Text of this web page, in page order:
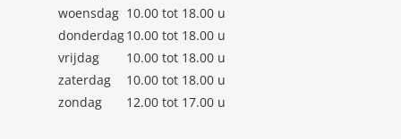
woensdag 10.00 tot 18.00 u
donderdag10.00 tot 18.00 u
vrijdag
10.00 tot 18.00 u
zaterdag
10.00 tot 18.00 u
zondag
12.00 tot 17.00 u